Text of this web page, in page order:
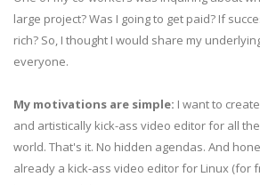
large project? Was I going to get paid? If
rich? So, I thought I would share my
everyone.
My motivations are simple: I want to
and artistically kick-ass video editor for all
world. That's it. No hidden agendas. And
already a kick-ass video editor for Linux (for